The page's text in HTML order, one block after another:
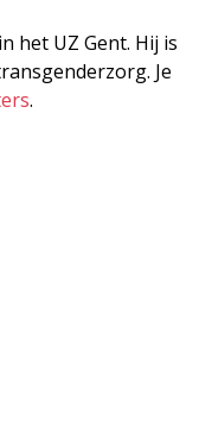
het UZ Gent. Hij is
Je
.